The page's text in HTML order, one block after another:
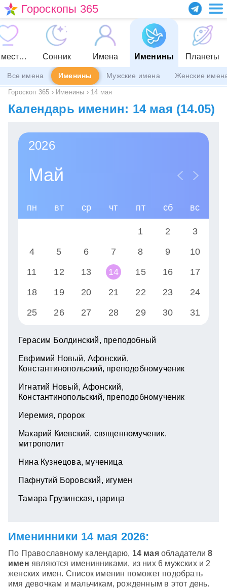
Гороскопы 365
Совместимость Сонник Имена Именины Планеты
Все имена Именины Мужские имена Женские
Гороскоп 365 › Именины › 14 мая
Календарь именин: 14 мая (14.05)
2026
Май
пн вт ср чт пт сб вс
1 2
3
4
5 6 7 8 9
10
11
12 13 14 15 16
17
18
19 20 21 22 23
24
25
26 27 28 29 30 31
Герасим Болдинский, преподобный
Евфимий Новый, Афонский,
Константинопольский, преподобномученик
Игнатий Новый, Афонский,
Константинопольский, преподобномученик
Иеремия, пророк
Макарий Киевский, священномученик,
митрополит
Нина Кузнецова, мученица
Пафнутий Боровский, игумен
Тамара Грузинская, царица
Именинники 14 мая 2026:
По Православному календарю, 14 маяобладатели8
имен являются именинниками, из них 6 мужских и 2
женских имен. Список именин поможет подобрать
имя девочкам и мальчикам, рожденным в этот день.